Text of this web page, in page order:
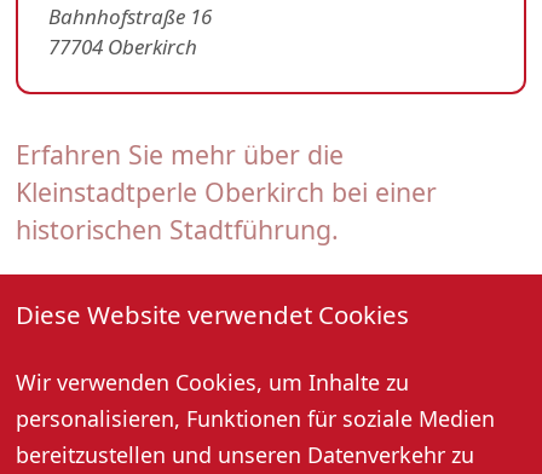
Diese Website verwendet Cookies
Wir verwenden Cookies, um Inhalte zu
personalisieren, Funktionen für soziale Medien
bereitzustellen und unseren Datenverkehr zu
Erfahren Sie mehr über die
Kleinstadtperle Oberkirch bei einer
historischen Stadtführung.
Gästebegrüßung und geführter Stadtrundgang (außer
an Feiertagen).
Treffpunkt: bei der Tourist-Information.
Anmeldung für Samstag bis 16:30 Uhr am Freitag und
Bahnhofstraße 16
77704 Oberkirch